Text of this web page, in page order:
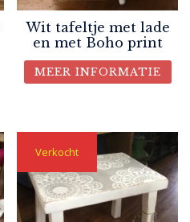
Wit tafeltje met lade
en met Boho print
MEER INFORMATIE
Verkocht